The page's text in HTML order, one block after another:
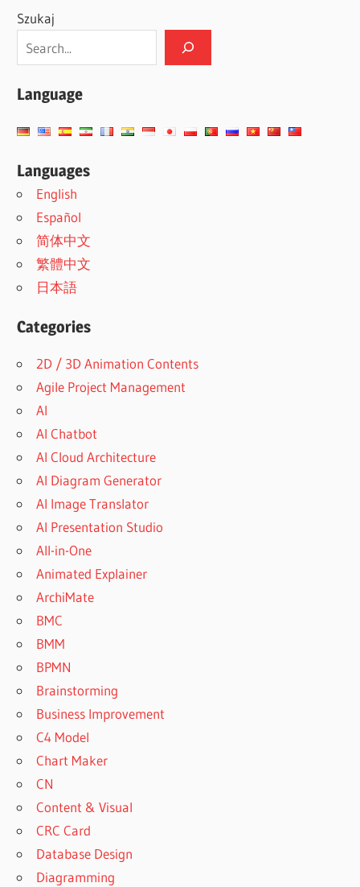
Szukaj
Language
Languages
English
Español
简体中文
繁體中文
日本語
Categories
2D / 3D Animation Contents
Agile Project Management
AI
AI Chatbot
AI Cloud Architecture
AI Diagram Generator
AI Image Translator
AI Presentation Studio
All-in-One
Animated Explainer
ArchiMate
BMC
BMM
BPMN
Brainstorming
Business Improvement
C4 Model
Chart Maker
CN
Content & Visual
CRC Card
Database Design
Diagramming